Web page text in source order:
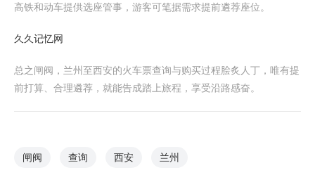
高铁和动车提供选座管事，游客可笔据需求提前遴荐座位。
久久记忆网
总之闸阀，兰州至西安的火车票查询与购买过程脍炙人丁，唯有提
前打算、合理遴荐，就能告成踏上旅程，享受沿路感奋。
闸阀 查询 西安 兰州